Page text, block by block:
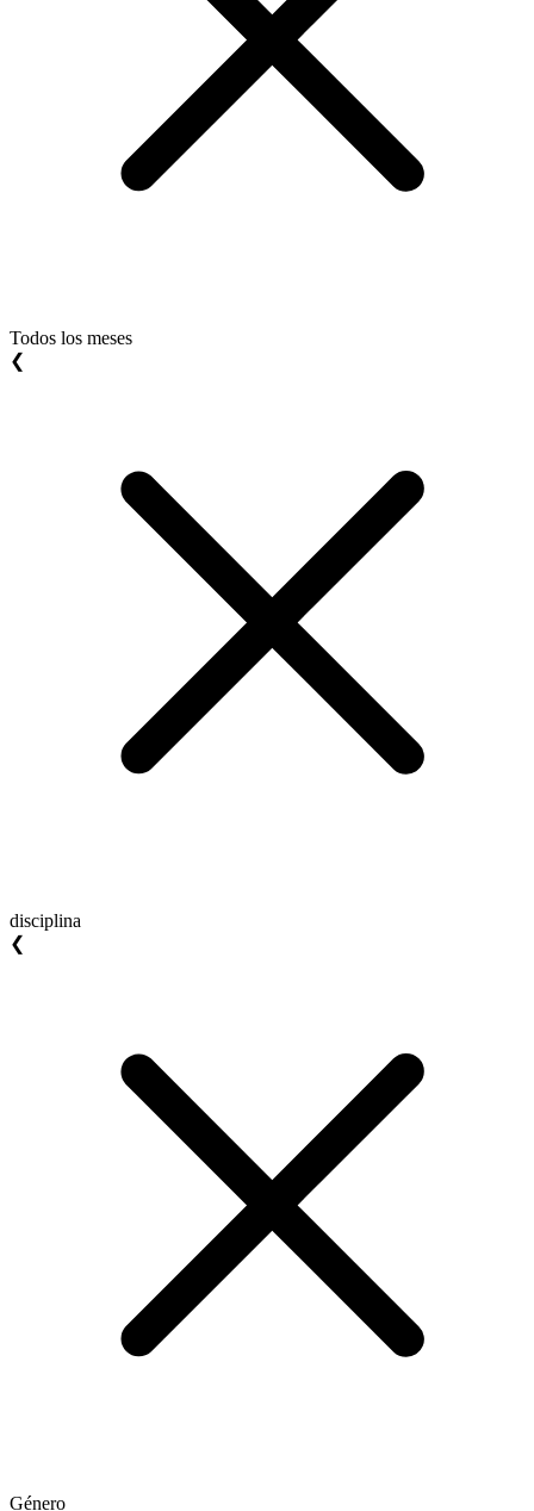
Todos los meses
❮
disciplina
❮
Género